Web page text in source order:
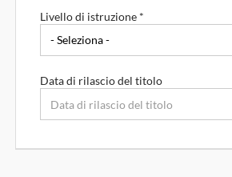
Livello di istruzione *
Data di rilascio del titolo